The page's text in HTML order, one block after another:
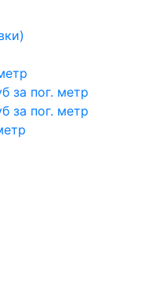
за пог. метр
за пог. метр